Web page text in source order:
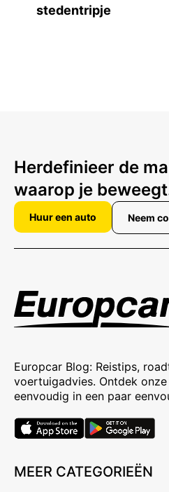
stedentripje
Herdefinieer de
waarop je
Huur een auto Neem
Europcar Blog: Reistips,
voertuigadvies. Ontdek
eenvoudig in een paar
MEER CATEGORIEËN